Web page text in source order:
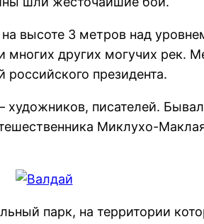
высоте 3 метров над
других могучих рек.
президента.
художников, писателей.
Миклухо-
парк, на территории